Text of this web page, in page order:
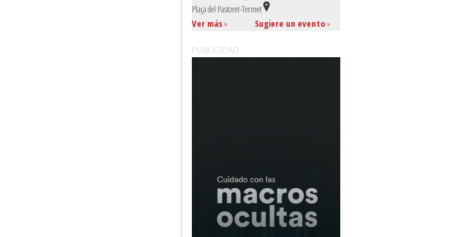
Plaça del Pastoret-Termet
Ver más» Sugiere un evento»
PUBLICIDAD